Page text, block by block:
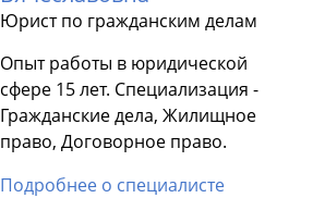
Юрист по гражданским делам
Опыт работы в юридической
сфере 15 лет. Специализация -
Гражданские дела, Жилищное
право, Договорное право.
Подробнее о специалисте